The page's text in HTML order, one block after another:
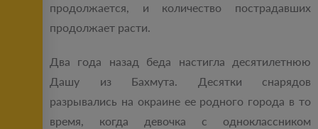
продолжается, и количество пострадавших
продолжает расти.
Два года назад беда настигла десятилетнюю
Дашу из Бахмута. Десятки снарядов
разрывались на окраине ее родного города в то
время, когда девочка с одноклассником